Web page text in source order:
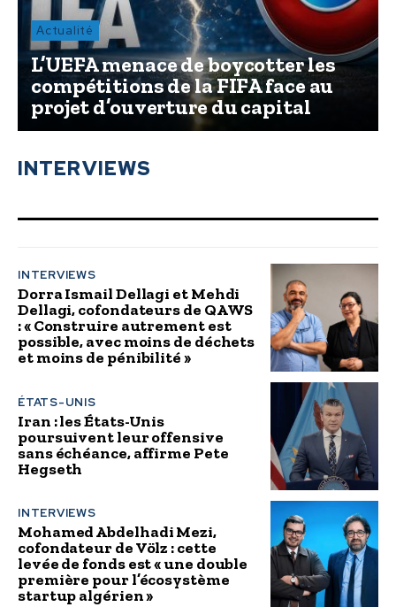
Actualité
L’UEFA menace de boycotter les
compétitions de la FIFA face au
projet d’ouverture du capital
INTERVIEWS
INTERVIEWS
Dorra Ismail Dellagi et Mehdi
Dellagi, cofondateurs de QAWS
: « Construire autrement est
possible, avec moins de déchets
et moins de pénibilité »
ÉTATS-UNIS
Iran : les États-Unis
poursuivent leur offensive
sans échéance, affirme Pete
Hegseth
INTERVIEWS
Mohamed Abdelhadi Mezi,
cofondateur de Völz : cette
levée de fonds est « une double
première pour l’écosystème
startup algérien »